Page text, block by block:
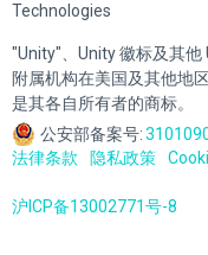
Technologies
"Unity"、Unity 徽标及其
附属机构在美国及其他地
是其各自所有者的商标。
公安部备案号:
法律条款
隐私政策
沪ICP备13002771号-8